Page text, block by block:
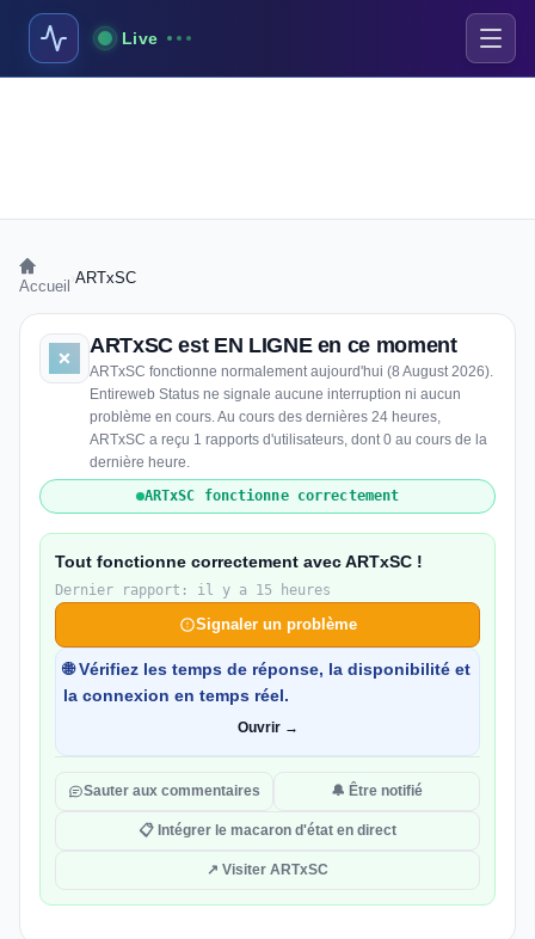
Live
Accueil ARTxSC
ARTxSC est EN LIGNE en ce moment
ARTxSC fonctionne normalement aujourd'hui (8 August 2026).
Entireweb Status ne signale aucune interruption ni aucun
problème en cours. Au cours des dernières 24 heures,
ARTxSC a reçu 1 rapports d'utilisateurs, dont 0 au cours de la
dernière heure.
ARTxSC fonctionne correctement
Tout fonctionne correctement avec ARTxSC !
Dernier rapport: il y a 15 heures
Signaler un problème
🌐 Vérifiez les temps de réponse, la disponibilité et
la connexion en temps réel.
Ouvrir →
Sauter aux commentaires 🔔 Être notifié
📋 Intégrer le macaron d'état en direct
↗ Visiter ARTxSC